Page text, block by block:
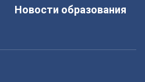
Новости образования